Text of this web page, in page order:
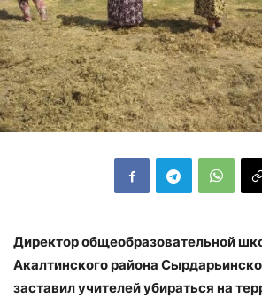
Директор общеобразовательной
Акалтинского района
заставил учителей убираться на